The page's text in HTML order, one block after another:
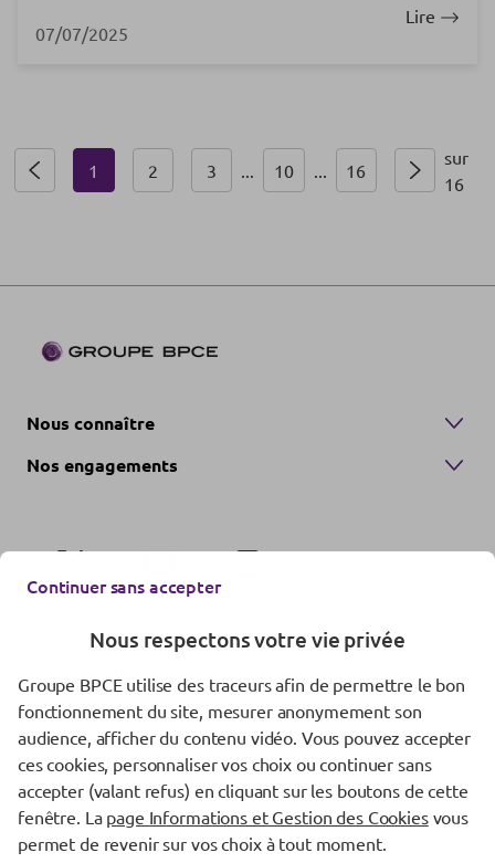
07/07/2025
Lire
1 2 3 10 16
sur
16
Nous connaître
Nos engagements
Mentions réglementaires
Données personnelles
Gestion des cookies
Vigilance fraude
Continuer sans accepter
Nous respectons votre vie privée
Groupe BPCE utilise des traceurs afin de permettre le bon
fonctionnement du site, mesurer anonymement son
audience, afficher du contenu vidéo. Vous pouvez accepter
ces cookies, personnaliser vos choix ou continuer sans
accepter (valant refus) en cliquant sur les boutons de cette
fenêtre. La page Informations et Gestion des Cookiesvous
permet de revenir sur vos choix à tout moment.